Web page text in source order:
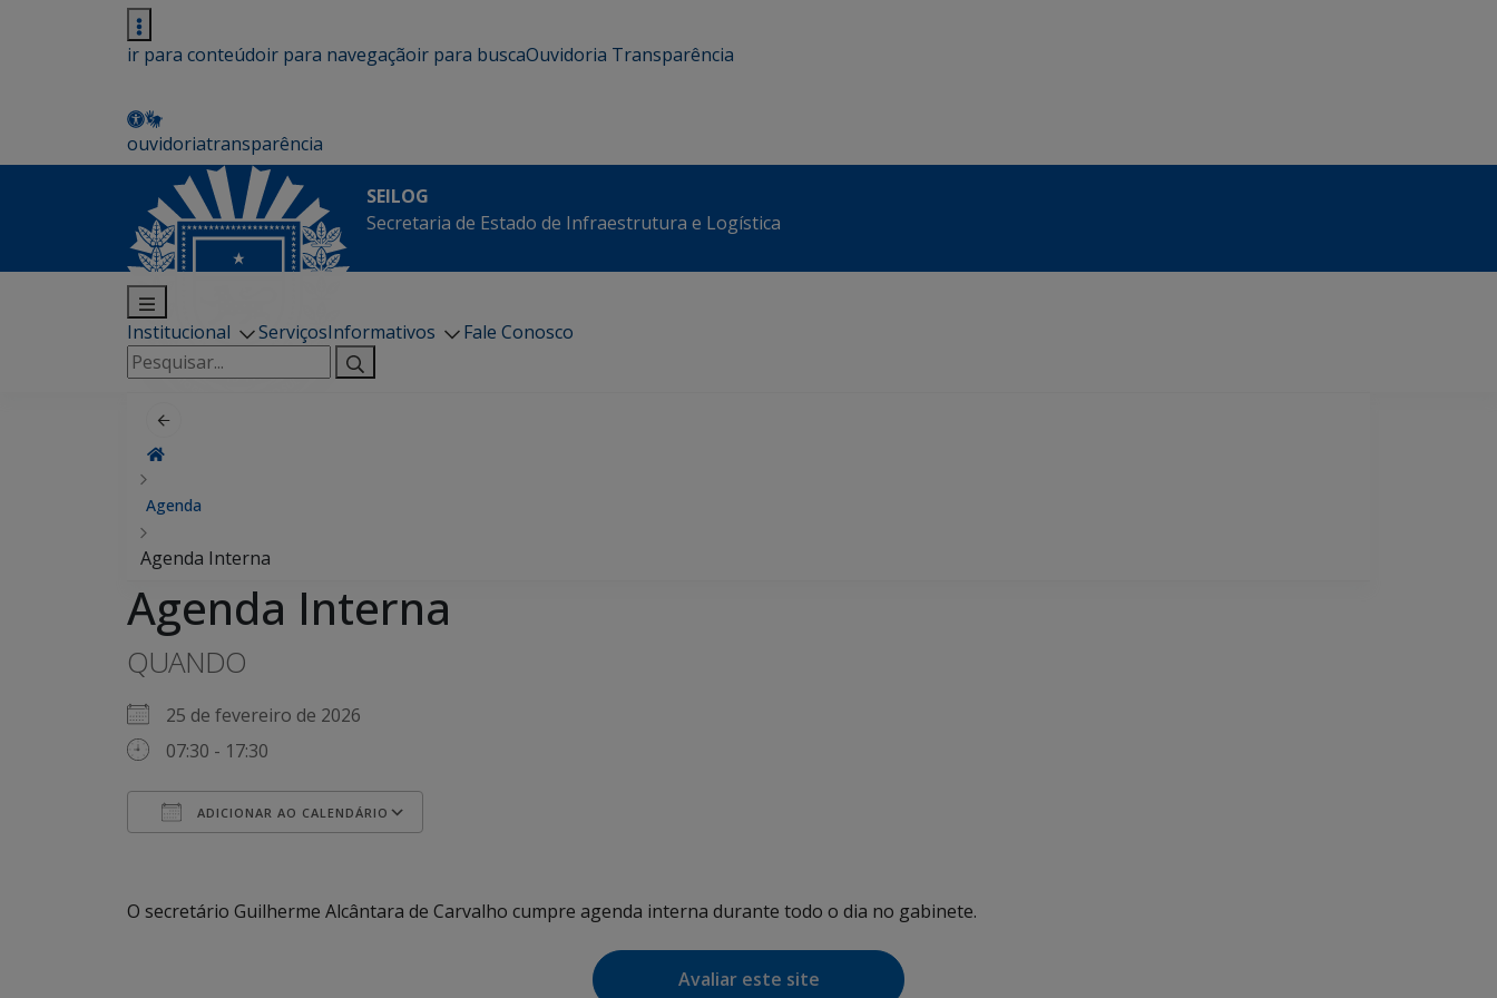
ir para conteúdoir para navegaçãoir para buscaOuvidoria Transparência
ouvidoriatransparência
SEILOG
Secretaria de Estado de Infraestrutura e Logística
Institucional ServiçosInformativos
Fale Conosco
Pesquisar
por:
Agenda
Agenda Interna
Agenda Interna
QUANDO
25 de fevereiro de 2026
07:30 - 17:30
ADICIONAR AO CALENDÁRIO
O secretário Guilherme Alcântara de Carvalho cumpre agenda interna durante todo o dia no gabinete.
Avaliar este site